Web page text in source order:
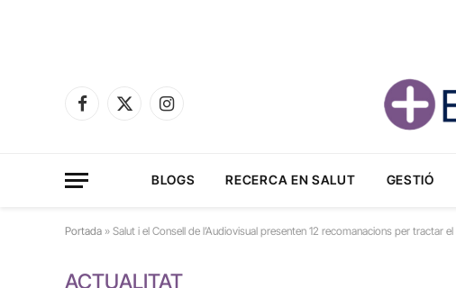
Facebook
X
Instagram
BLOGS RECERCA EN SALUT GESTIÓ
Portada » Salut i el Consell de l’Audiovisual presenten 12 recomanacions per tractar
ACTUALITAT